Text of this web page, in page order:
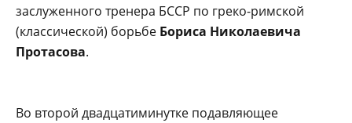
заслуженного тренера БССР по греко-римской
(классической) борьбе Бориса Николаевича
Протасова.
Во второй двадцатиминутке подавляющее